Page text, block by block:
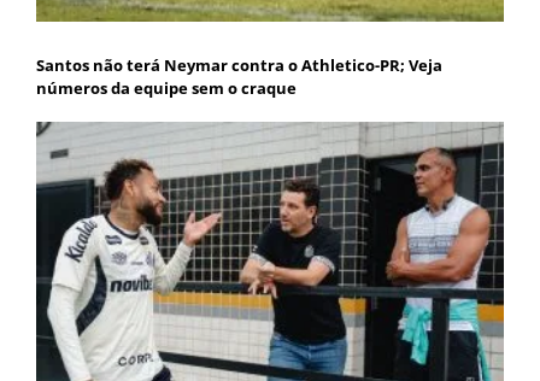
Santos não terá Neymar contra o Athletico-PR; Veja
números da equipe sem o craque